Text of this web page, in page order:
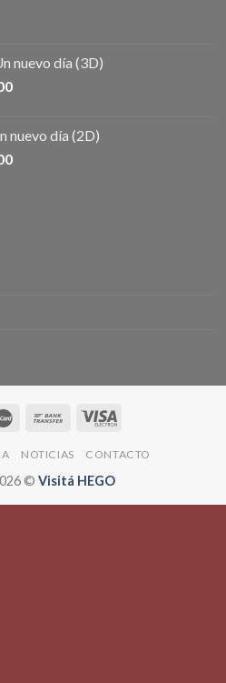
nuevo día (3D)
nuevo día (2D)
NOTICIAS CONTACTO
© Visitá HEGO